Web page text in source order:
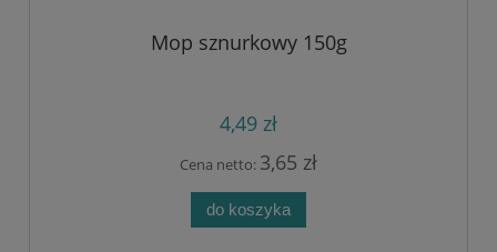
Mop sznurkowy 150g
4,49 zł
Cena netto: 3,65 zł
do koszyka